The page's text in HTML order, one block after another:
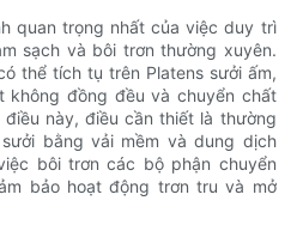
quan trọng nhất của việc duy trì
sạch và bôi trơn thường xuyên.
thể tích tụ trên Platens sưởi ấm,
không đồng đều và chuyển chất
này, điều cần thiết là thường
bằng vải mềm và dung dịch
bôi trơn các bộ phận chuyển
bảo hoạt động trơn tru và mở